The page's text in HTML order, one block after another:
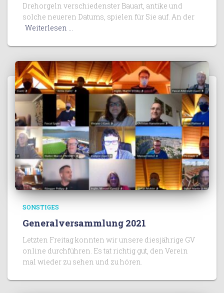
Drehorgeln verschiedenster Bauart, antike und
solche neueren Datums, spielen für Sie auf. An der
Weiterlesen ...
SONSTIGES
Generalversammlung 2021
Letzten Freitag konnten wir unsere diesjährige GV
online durchführen. Es tat richtig gut, den Verein
mal wieder zu sehen und zu hören.